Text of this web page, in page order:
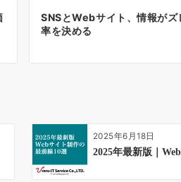
SNSとWebサイト、情報が
率を決める
2025年6月18日
2025年最新版｜